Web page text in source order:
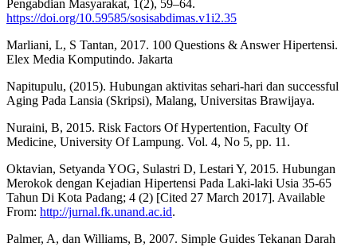
Pengabdian Masyarakat, 1(2), 59–64.
https://doi.org/10.59585/sosisabdimas.v1i2.35
Marliani, L, S Tantan, 2017. 100 Questions & Answer Hipertensi.
Elex Media Komputindo. Jakarta
Napitupulu, (2015). Hubungan aktivitas sehari-hari dan successful
Aging Pada Lansia (Skripsi), Malang, Universitas Brawijaya.
Nuraini, B, 2015. Risk Factors Of Hypertention, Faculty Of
Medicine, University Of Lampung. Vol. 4, No 5, pp. 11.
Oktavian, Setyanda YOG, Sulastri D, Lestari Y, 2015. Hubungan
Merokok dengan Kejadian Hipertensi Pada Laki-laki Usia 35-65
Tahun Di Kota Padang; 4 (2) [Cited 27 March 2017]. Available
From: http://jurnal.fk.unand.ac.id.
Palmer, A, dan Williams, B, 2007. Simple Guides Tekanan Darah